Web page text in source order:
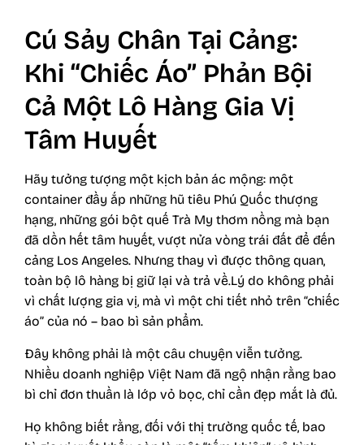
Cú Sảy Chân Tại Cảng:
Khi “Chiếc Áo” Phản Bội
Cả Một Lô Hàng Gia Vị
Tâm Huyết
Hãy tưởng tượng một kịch bản ác mộng: một
container đầy ắp những hũ tiêu Phú Quốc thượng
hạng, những gói bột quế Trà My thơm nồng mà bạn
đã dồn hết tâm huyết, vượt nửa vòng trái đất để đến
cảng Los Angeles. Nhưng thay vì được thông quan,
toàn bộ lô hàng bị giữ lại và trả về.Lý do không phải
vì chất lượng gia vị, mà vì một chi tiết nhỏ trên “chiếc
áo” của nó – bao bì sản phẩm.
Đây không phải là một câu chuyện viễn tưởng.
Nhiều doanh nghiệp Việt Nam đã ngộ nhận rằng bao
bì chỉ đơn thuần là lớp vỏ bọc, chỉ cần đẹp mắt là đủ.
Họ không biết rằng, đối với thị trường quốc tế, bao